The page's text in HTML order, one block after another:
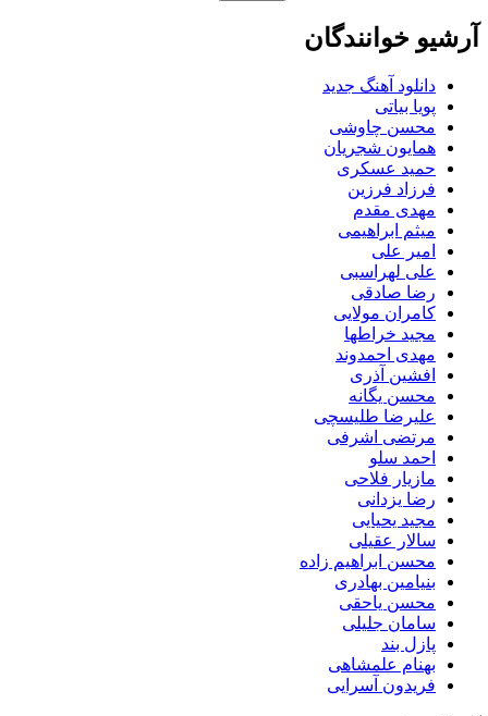
آرشیو خوانندگان
دانلود آهنگ جدید
پویا بیاتی
محسن چاوشی
همایون شجریان
حمید عسکری
فرزاد فرزین
مهدی مقدم
میثم ابراهیمی
امیر علی
علی لهراسبی
رضا صادقی
کامران مولایی
مجید خراطها
مهدی احمدوند
افشین آذری
محسن یگانه
علیرضا طلیسچی
مرتضی اشرفی
احمد سلو
مازیار فلاحی
رضا یزدانی
مجید یحیایی
سالار عقیلی
محسن ابراهیم زاده
بنیامین بهادری
محسن یاحقی
سامان جلیلی
پازل بند
بهنام علمشاهی
فریدون آسرایی